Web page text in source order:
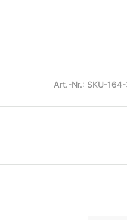
Art.-Nr.: SKU-